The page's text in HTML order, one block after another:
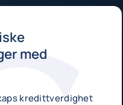
med
kredittverdighet